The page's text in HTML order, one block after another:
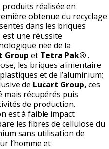
produits réalisée en
obtenue du recyclage
dans les briques
est une réussite
née de la
Group et Tetra Pak® .
les briques alimentaire
et de l’aluminium;
de Lucart Group, ces
mais récupérés puis
de production.
est à faible impact
les fibres de cellulose du
sans utilisation de
l’homme et